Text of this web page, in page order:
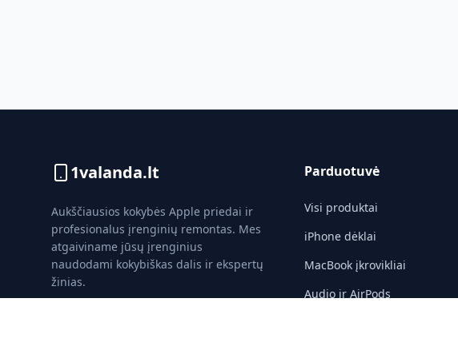
1valanda.lt
Aukščiausios kokybės Apple priedai ir
profesionalus įrenginių remontas. Mes
atgaiviname jūsų įrenginius
naudodami kokybiškas dalis ir ekspertų
žinias.
Parduotuvė
Visi produktai
iPhone dėklai
MacBook įkrovikliai
Audio ir AirPods